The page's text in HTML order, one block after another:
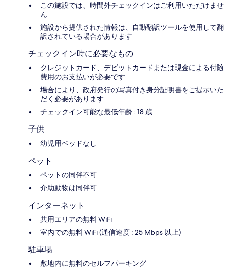
この施設では、時間外チェックインはご利用いただけませ
ん
施設から提供された情報は、自動翻訳ツールを使用して翻
訳されている場合があります
チェックイン時に必要なもの
クレジットカード、デビットカードまたは現金による付随
費用のお支払いが必要です
場合により、政府発行の写真付き身分証明書をご提示いた
だく必要があります
チェックイン可能な最低年齢 : 18 歳
子供
幼児用ベッドなし
ペット
ペットの同伴不可
介助動物は同伴可
インターネット
共用エリアの無料 WiFi
室内での無料 WiFi (通信速度 : 25 Mbps 以上)
駐車場
敷地内に無料のセルフパーキング